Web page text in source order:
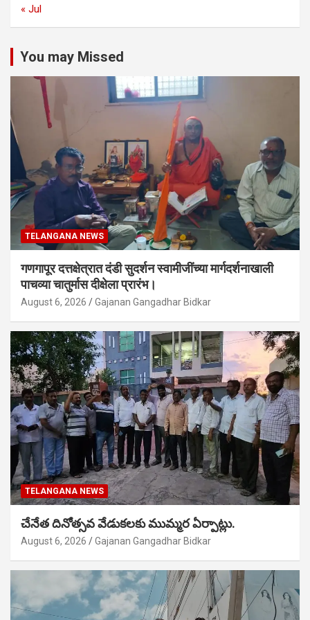
« Jul
You may Missed
TELANGANA NEWS
गणगापूर दत्तक्षेत्रात दंडी सुदर्शन स्वामीजींच्या मार्गदर्शनाखाली
पाचव्या चातुर्मास दीक्षेला प्रारंभ।
August 6, 2026 Gajanan Gangadhar Bidkar
TELANGANA NEWS
చేనేత దినోత్సవ వేడుకలకు ముమ్మర ఏర్పాట్లు.
August 6, 2026 Gajanan Gangadhar Bidkar